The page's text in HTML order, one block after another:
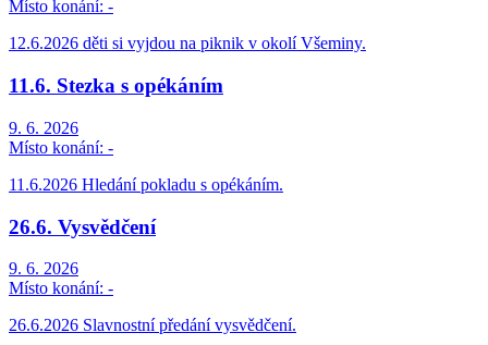
Místo konání: -
12.6.2026 děti si vyjdou na piknik v okolí Všeminy.
11.6. Stezka s opékáním
9. 6. 2026
Místo konání: -
11.6.2026 Hledání pokladu s opékáním.
26.6. Vysvědčení
9. 6. 2026
Místo konání: -
26.6.2026 Slavnostní předání vysvědčení.